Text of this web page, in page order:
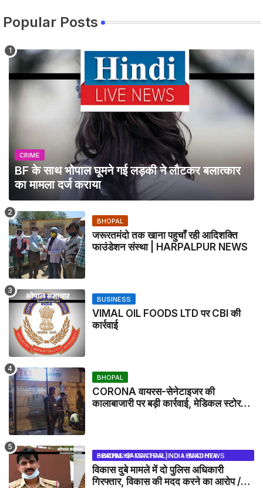
Popular Posts
CRIME
BF के साथ भोपाल घूमने गई लड़की ने लौटकर बलात्कार
का मामला दर्ज कराया
BHOPAL
जरूरतमंदो तक खाना पहुचाँ रही आदिशक्ति
फाउंडेशन संस्था | HARPALPUR NEWS
BUSINESS
VIMAL OIL FOODS LTD पर CBI की
कार्रवाई
BHOPAL
CORONA वायरस-सेनेटाइजर की
कालाबाजारी पर बड़ी कार्रवाई, मेडिकल स्टोर
BHOPAL SAMACHAR | NO 1 HINDI NEWS PORTAL OF CENTRAL INDIA (MADHYA PRADESH)
विकास दुबे मामले में दो पुलिस अधिकारी
गिरफ्तार, विकास की मदद करने का आरोप /